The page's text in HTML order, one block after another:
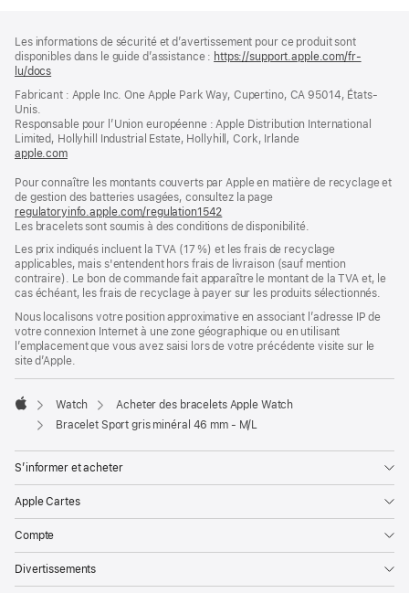
de
page
de
bas
page
Les informations de sécurité et d’avertissement pour ce produit sont
disponibles dans le guide d’assistance : https://support.apple.com/fr-
lu/docs
une
fenêtre)
Fabricant : Apple Inc. One Apple Park Way, Cupertino, CA 95014, États-
Unis.
Responsable pour l’Union européenne : Apple Distribution International
Limited, Hollyhill Industrial Estate, Hollyhill, Cork, Irlande
apple.com(s’ouvre
une
nouvelle
fenêtre)
Pour connaître les montants couverts par Apple en matière de recyclage et
de gestion des batteries usagées, consultez la page
regulatoryinfo.apple.com/regulation1542
dans
une
nouvelle
fenêtre)
Les bracelets sont soumis à des conditions de disponibilité.
Les prix indiqués incluent la TVA (17 %) et les frais de recyclage
applicables, mais s'entendent hors frais de livraison (sauf mention
contraire). Le bon de commande fait apparaître le montant de la TVA et, le
cas échéant, les frais de recyclage à payer sur les produits sélectionnés.
Nous localisons votre position approximative en associant l’adresse IP de
votre connexion Internet à une zone géographique ou en utilisant
l’emplacement que vous avez saisi lors de votre précédente visite sur le
site d’Apple.
Apple
Watch
Acheter des bracelets Apple Watch
Bracelet Sport gris minéral 46 mm - M/L
S’informer et acheter
Apple Cartes
Compte
Divertissements